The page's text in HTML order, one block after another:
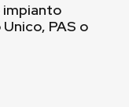
impianto
PAS o